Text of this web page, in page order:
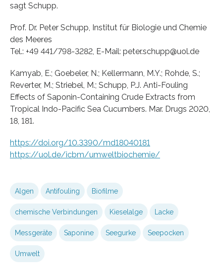
sagt Schupp.
Prof. Dr. Peter Schupp, Institut für Biologie und Chemie
des Meeres
Tel.: +49 441/798-3282, E-Mail: peter.schupp@uol.de
Kamyab, E.; Goebeler, N.; Kellermann, M.Y.; Rohde, S.;
Reverter, M.; Striebel, M.; Schupp, P.J. Anti-Fouling
Effects of Saponin-Containing Crude Extracts from
Tropical Indo-Pacific Sea Cucumbers. Mar. Drugs 2020,
18, 181.
https://doi.org/10.3390/md18040181
https://uol.de/icbm/umweltbiochemie/
Algen Antifouling Biofilme
chemische Verbindungen Kieselalge Lacke
Messgeräte Saponine Seegurke Seepocken
Umwelt